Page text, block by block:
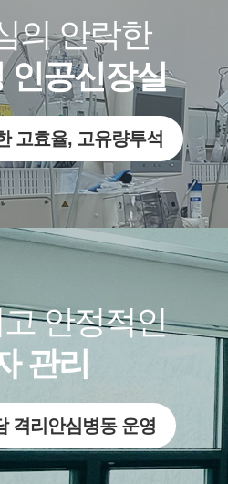
의 안락한
인공신장실
고효율, 고유량투석
안정적인
관리
격리안심병동 운영